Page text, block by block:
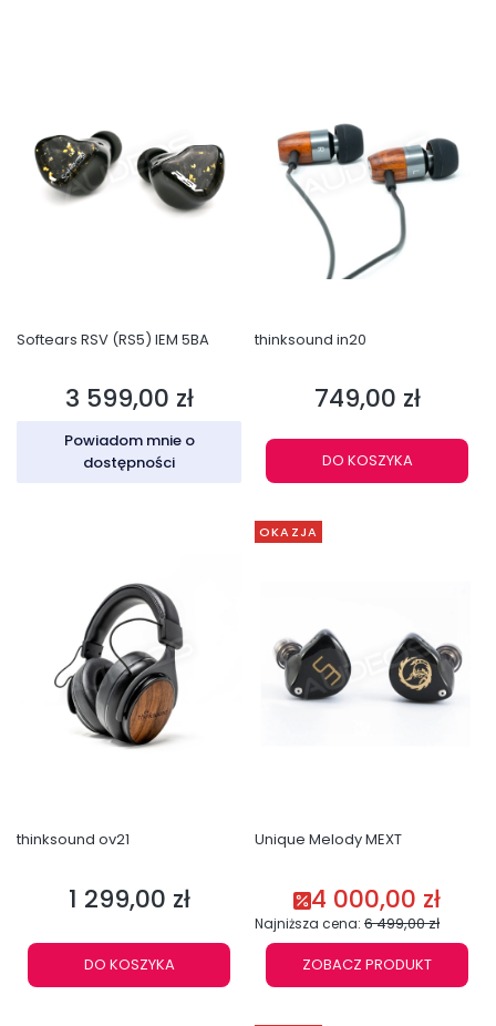
Softears RSV (RS5) IEM 5BA
Cena
3 599,00 zł
Powiadom mnie o
dostępności
thinksound in20
Cena
749,00 zł
DO KOSZYKA
thinksound ov21
Cena
1 299,00 zł
DO KOSZYKA
OKAZJA
Unique Melody MEXT
Cena promocyjna
4 000,00 zł
Najniższa cena: 6 499,00 zł
ZOBACZ PRODUKT